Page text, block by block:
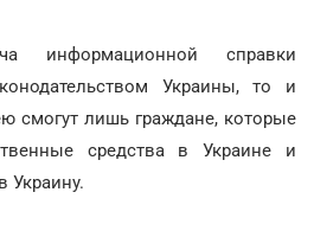
информационной справки
Украины, то и
смогут лишь граждане, которые
средства в Украине и
Украину.